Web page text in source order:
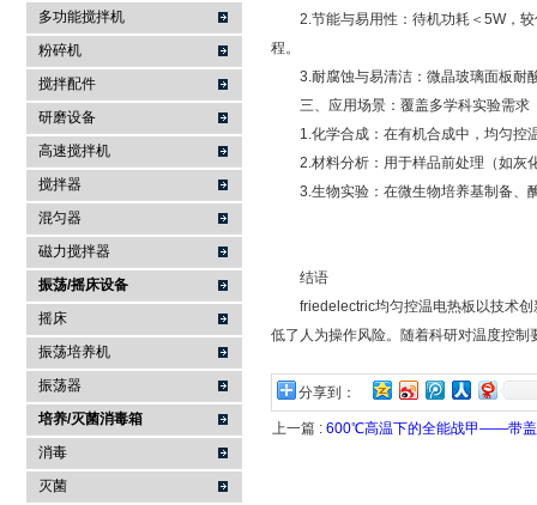
多功能搅拌机
粉碎机
搅拌配件
研磨设备
高速搅拌机
搅拌器
混匀器
磁力搅拌器
振荡/摇床设备
摇床
振荡培养机
振荡器
培养/灭菌消毒箱
消毒
灭菌
2.节能与易用性：待机功耗＜5W，较
程。
3.耐腐蚀与易清洁：微晶玻璃面板耐酸
三、应用场景：覆盖多学科实验需求
1.化学合成：在有机合成中，均匀控温
2.材料分析：用于样品前处理（如灰
3.生物实验：在微生物培养基制备、
结语
friedelectric均匀控温电热板以技术创
低了人为操作风险。随着科研对温度控制
分享到：
上一篇 : 600℃高温下的全能战甲——带盖